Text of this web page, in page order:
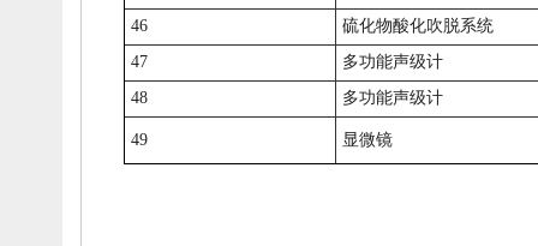
46
硫化物酸化吹脱系统
47
多功能声级计
48
多功能声级计
49 显微镜